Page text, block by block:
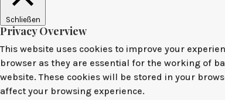
Schließen
Privacy Overview
This website uses cookies to improve your
browser as they are essential for the working of
website. These cookies will be stored in your
affect your browsing experience.